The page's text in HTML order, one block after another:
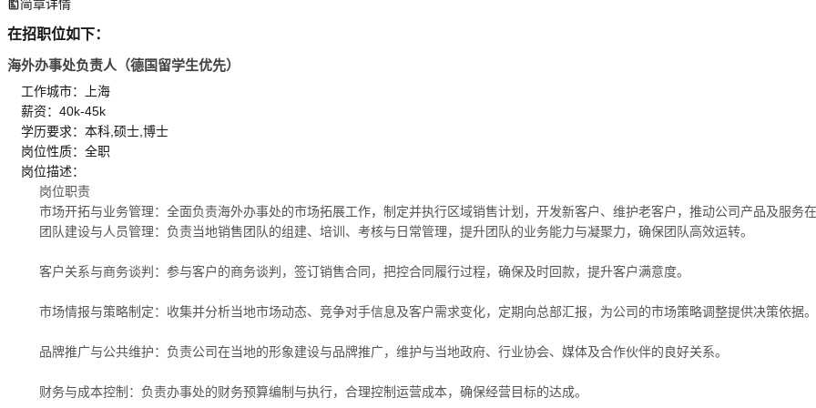
简章详情
在招职位如下：
海外办事处负责人（德国留学生优先）
工作城市：上海
薪资：40k-45k
学历要求：本科,硕士,博士
岗位性质：全职
岗位描述：
岗位职责
市场开拓与业务管理：全面负责海外办事处的市场拓展工作，制定并执行区域销售计划，开发新客户、维护老客户，推动公司产品及服务
团队建设与人员管理：负责当地销售团队的组建、培训、考核与日常管理，提升团队的业务能力与凝聚力，确保团队高效运转。
客户关系与商务谈判：参与客户的商务谈判，签订销售合同，把控合同履行过程，确保及时回款，提升客户满意度。
市场情报与策略制定：收集并分析当地市场动态、竞争对手信息及客户需求变化，定期向总部汇报，为公司的市场策略调整提供决策依据。
品牌推广与公共维护：负责公司在当地的形象建设与品牌推广，维护与当地政府、行业协会、媒体及合作伙伴的良好关系。
财务与成本控制：负责办事处的财务预算编制与执行，合理控制运营成本，确保经营目标的达成。